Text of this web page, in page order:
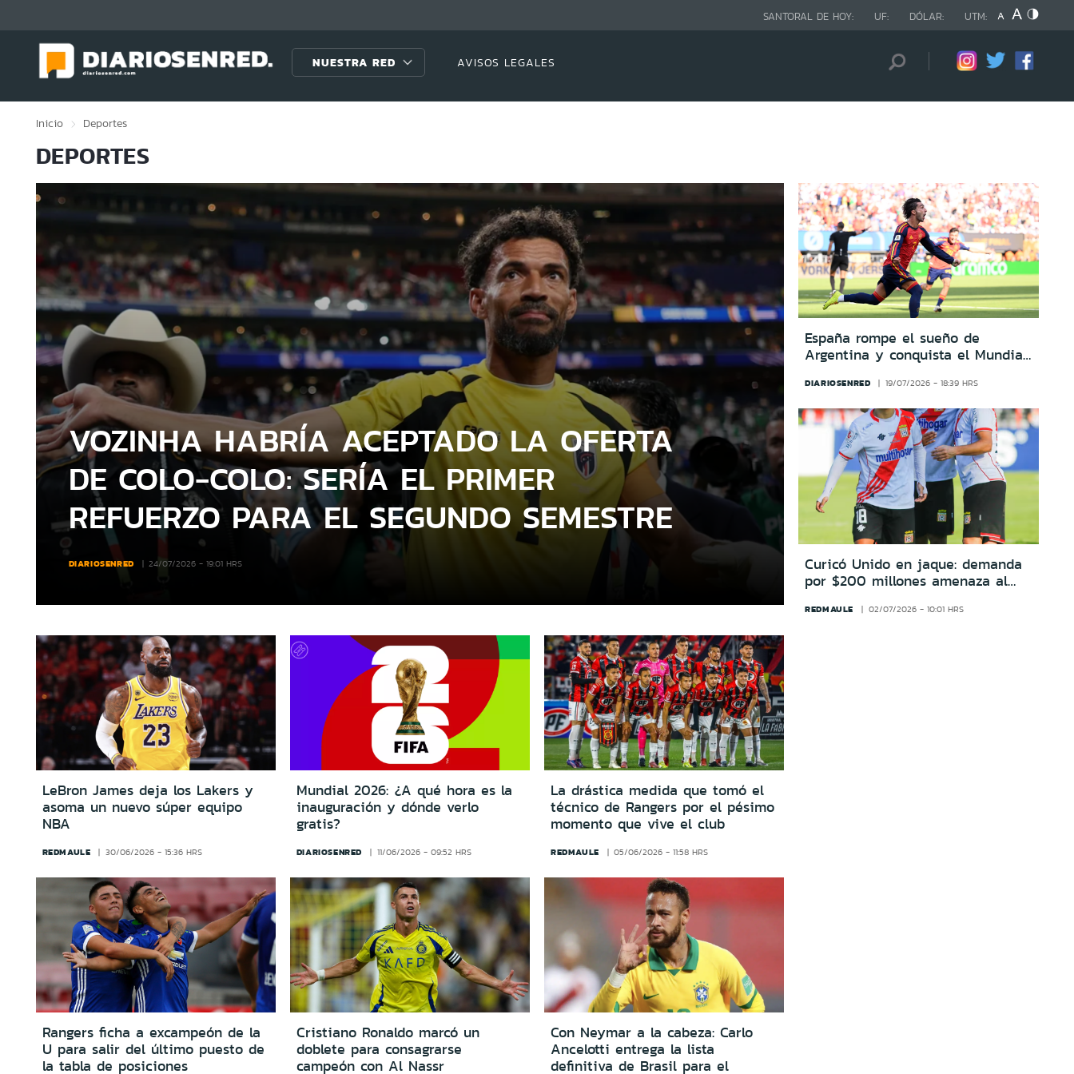
SANTORAL DE HOY: UF: DÓLAR: UTM:
NUESTRA RED AVISOS LEGALES
Inicio Deportes
DEPORTES
VOZINHA HABRÍA ACEPTADO LA OFERTA
DE COLO-COLO: SERÍA EL PRIMER
REFUERZO PARA EL SEGUNDO SEMESTRE
DIARIOSENRED 24/07/2026 - 19:01 HRS
España rompe el sueño de
Argentina y conquista el Mundial
DIARIOSENRED 19/07/2026 - 18:39 HRS
Curicó Unido en jaque: demanda
por $200 millones amenaza al
REDMAULE 02/07/2026 - 10:01 HRS
LeBron James deja los Lakers y
asoma un nuevo súper equipo
NBA
REDMAULE 30/06/2026 - 15:36 HRS
Mundial 2026: ¿A qué hora es la
inauguración y dónde verlo
gratis?
DIARIOSENRED 11/06/2026 - 09:52 HRS
La drástica medida que tomó el
técnico de Rangers por el pésimo
momento que vive el club
REDMAULE 05/06/2026 - 11:58 HRS
Rangers ficha a excampeón de la
U para salir del último puesto de
la tabla de posiciones
Cristiano Ronaldo marcó un
doblete para consagrarse
campeón con Al Nassr
Con Neymar a la cabeza: Carlo
Ancelotti entrega la lista
definitiva de Brasil para el